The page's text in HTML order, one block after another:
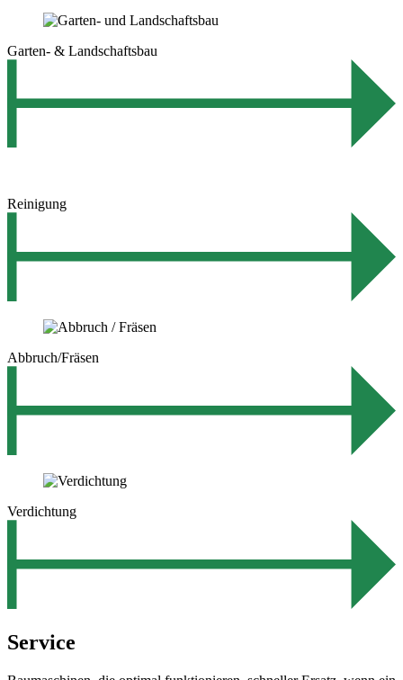
Garten- & Landschaftsbau
Reinigung
Abbruch/Fräsen
Verdichtung
Service